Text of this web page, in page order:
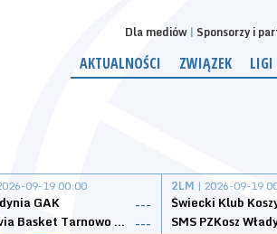
Dla mediów Sponsorzy i
AKTUALNOŚCI ZWIĄZEK LIGI
09-19 00:00
GAK
---
Tarnovia Basket Tarnowo Podgórne ---
2LM | 2026-09-19
Świecki Klub
SMS PZKosz